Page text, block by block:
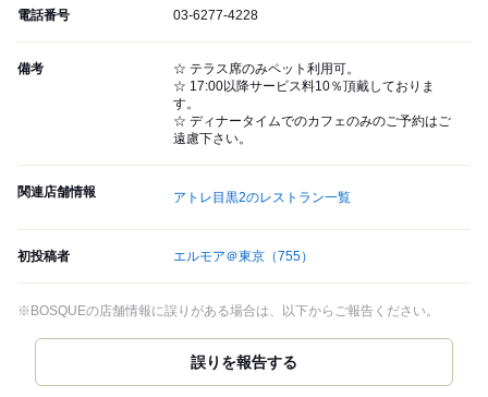
電話番号 03-6277-4228
備考
☆ テラス席のみペット利用可。
☆ 17:00以降サービス料10％頂戴しておりま
す。
☆ ディナータイムでのカフェのみのご予約はご
遠慮下さい。
関連店舗情報 アトレ目黒2のレストラン一覧
初投稿者 エルモア＠東京 （755）
※BOSQUEの店舗情報に誤りがある場合は、以下からご報告ください。
誤りを報告する